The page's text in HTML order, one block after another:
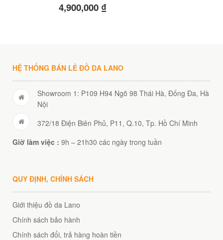
4,900,000 ₫
HỆ THỐNG BÁN LẺ ĐỒ DA LANO
Showroom 1: P109 H94 Ngõ 98 Thái Hà, Đống Đa, Hà
Nội
372/18 Điện Biên Phủ, P11, Q.10, Tp. Hồ Chí Minh
Giờ làm việc : 9h – 21h30 các ngày trong tuần
QUY ĐỊNH, CHÍNH SÁCH
Giới thiệu đồ da Lano
Chính sách bảo hành
Chính sách đổi, trả hàng hoàn tiền